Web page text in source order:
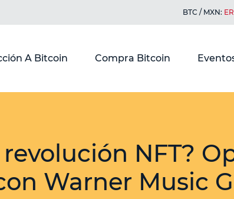
BTC / MXN:
A Bitcoin Compra Bitcoin
NFT?
Warner Music